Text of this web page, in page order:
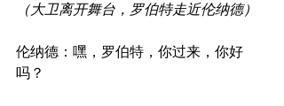
（大卫离开舞台，罗伯特走近伦纳德）
伦纳德：嘿，罗伯特，你过来，你好
吗？